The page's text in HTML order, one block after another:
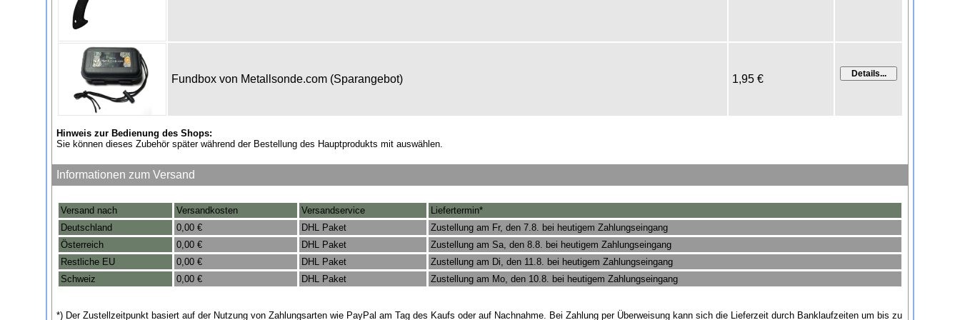
Fundbox von Metallsonde.com (Sparangebot) 1,95 €
Hinweis zur Bedienung des Shops:
Sie können dieses Zubehör später während der Bestellung des Hauptprodukts mit auswählen.
Informationen zum Versand
Versand nach Versandkosten Versandservice
Liefertermin*
Deutschland
0,00 € DHL Paket
Zustellung am Fr, den 7.8. bei heutigem Zahlungseingang
Österreich
0,00 € DHL Paket
Zustellung am Sa, den 8.8. bei heutigem Zahlungseingang
Restliche EU
0,00 € DHL Paket
Zustellung am Di, den 11.8. bei heutigem Zahlungseingang
Schweiz
0,00 € DHL Paket Zustellung am Mo, den 10.8. bei heutigem Zahlungseingang
*) Der Zustellzeitpunkt basiert auf der Nutzung von Zahlungsarten wie PayPal am Tag des Kaufs oder auf Nachnahme. Bei Zahlung per Überweisung kann sich die Lieferzeit durch Banklaufzeiten um bis zu